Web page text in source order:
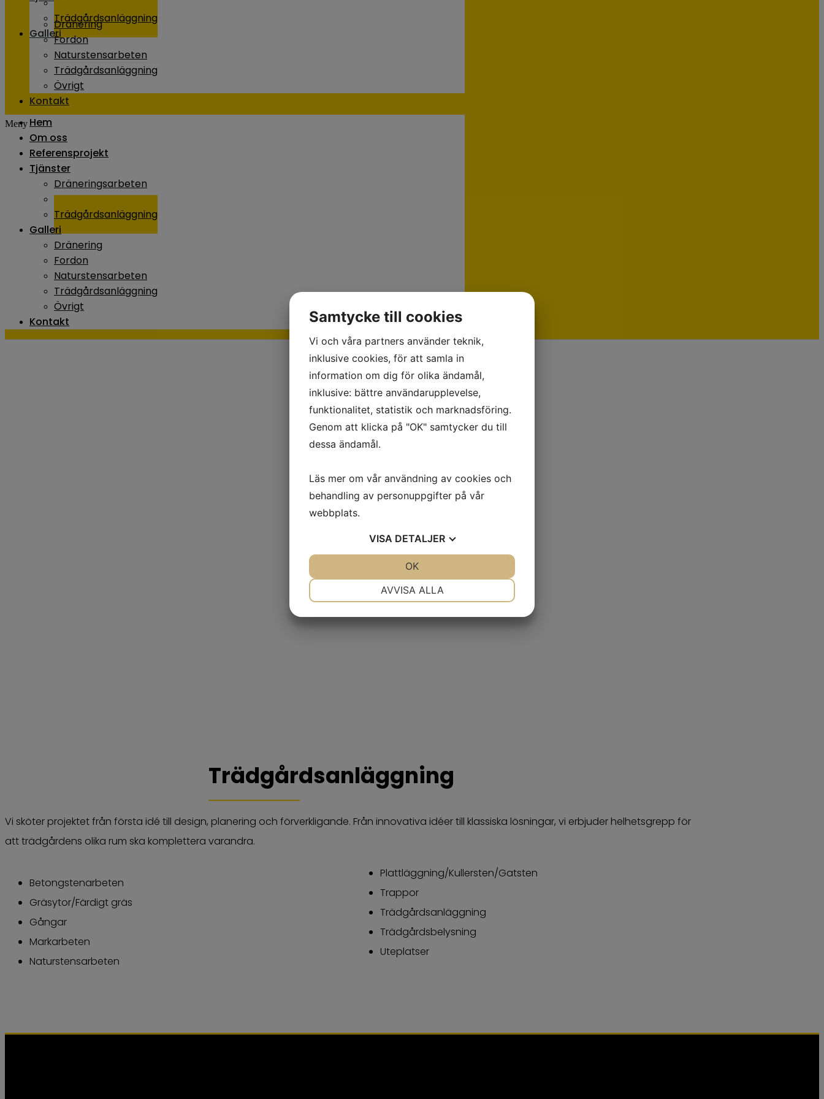
Trädgårdsanläggning
Galleri
Dränering
Fordon
Naturstensarbeten
Trädgårdsanläggning
Övrigt
Kontakt
Meny Hem
Om oss
Referensprojekt
Tjänster
Dräneringsarbeten
Naturstensarbeten
Trädgårdsanläggning
Galleri
Dränering
Fordon
Naturstensarbeten
Trädgårdsanläggning
Övrigt
Kontakt
Trädgårdsanläggning
Vi sköter projektet från första idé till design, planering och förverkligande. Från innovativa idéer till klassiska lösningar, vi erbjuder helhetsgrepp för
att trädgårdens olika rum ska komplettera varandra.
Betongstenarbeten
Gräsytor/Färdigt gräs
Gångar
Markarbeten
Naturstensarbeten
Plattläggning/Kullersten/Gatsten
Trappor
Trädgårdsanläggning
Trädgårdsbelysning
Uteplatser
Samtycke till cookies
Vi och våra partners använder teknik,
inklusive cookies, för att samla in
information om dig för olika ändamål,
inklusive: bättre användarupplevelse,
funktionalitet, statistik och marknadsföring.
Genom att klicka på "OK" samtycker du till
dessa ändamål.
Läs mer om vår användning av cookies och
behandling av personuppgifter på vår
webbplats.
VISA DETALJER
AVVISA ALLA
OK